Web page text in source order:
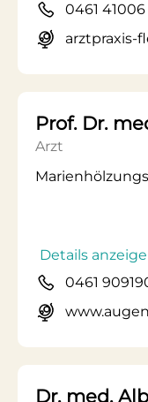
0461 41006
arztpraxis-
Prof. Dr.
Arzt
Details
0461
Dr. med.